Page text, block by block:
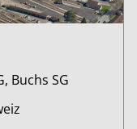
Buchs SG